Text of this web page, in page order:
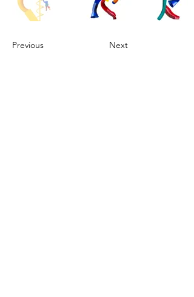
Previous Next